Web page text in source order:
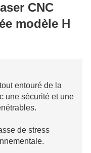
automatisée modèle H
CNC
modèle H
entouré de la
une sécurité et une
de stress